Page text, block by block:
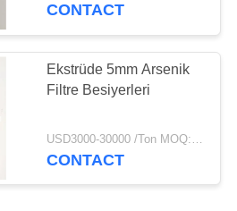
Giderici
10
CONTACT
Ekstrüde 5mm Arsenik
Filtre Besiyerleri
CONTACT